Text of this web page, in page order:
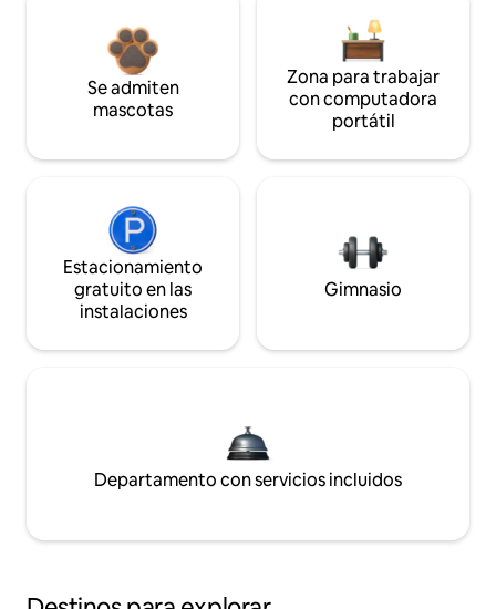
Se admiten
mascotas
Zona para trabajar
con computadora
portátil
Estacionamiento
gratuito en las
instalaciones
Gimnasio
Departamento con servicios incluidos